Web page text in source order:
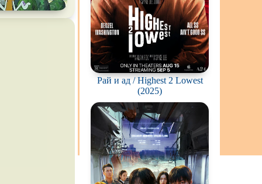
Рай и ад / Highest 2 Lowest
(2025)